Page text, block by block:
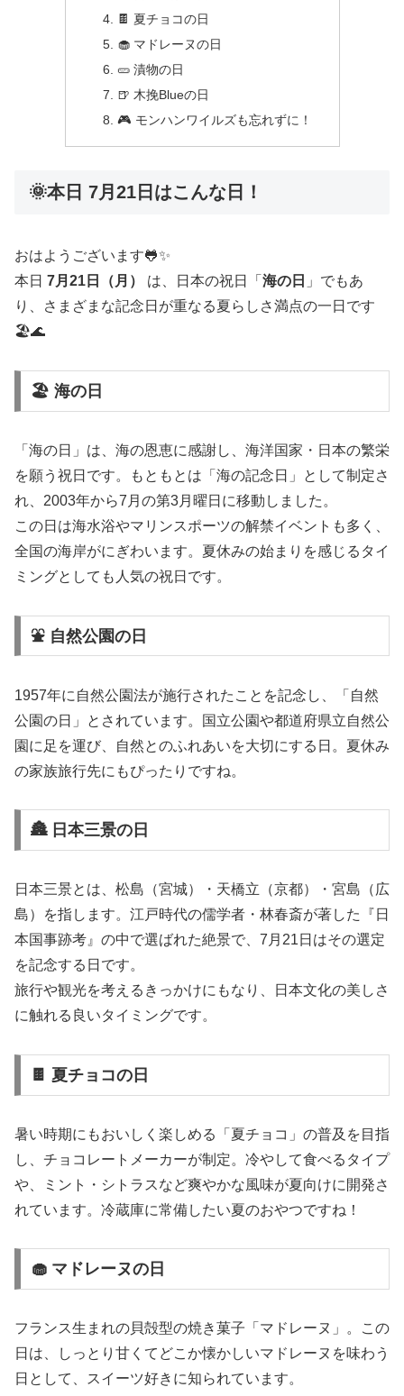
🍫 夏チョコの日
🧁 マドレーヌの日
🥒 漬物の日
🍺 木挽Blueの日
🎮 モンハンワイルズも忘れずに！
🌞本日 7月21日はこんな日！
おはようございます🐸✨
本日 7月21日（月） は、日本の祝日「 海の日 」でもあ
り、さまざまな記念日が重なる夏らしさ満点の一日です
🏖️🌊
🏖️ 海の日
「海の日」は、海の恩恵に感謝し、海洋国家・日本の繁栄
を願う祝日です。もともとは「海の記念日」として制定さ
れ、2003年から7月の第3月曜日に移動しました。
この日は海水浴やマリンスポーツの解禁イベントも多く、
全国の海岸がにぎわいます。夏休みの始まりを感じるタイ
ミングとしても人気の祝日です。
⛲ 自然公園の日
1957年に自然公園法が施行されたことを記念し、「自然
公園の日」とされています。国立公園や都道府県立自然公
園に足を運び、自然とのふれあいを大切にする日。夏休み
の家族旅行先にもぴったりですね。
🏯 日本三景の日
日本三景とは、松島（宮城）・天橋立（京都）・宮島（広
島）を指します。江戸時代の儒学者・林春斎が著した『日
本国事跡考』の中で選ばれた絶景で、7月21日はその選定
を記念する日です。
旅行や観光を考えるきっかけにもなり、日本文化の美しさ
に触れる良いタイミングです。
🍫 夏チョコの日
暑い時期にもおいしく楽しめる「夏チョコ」の普及を目指
し、チョコレートメーカーが制定。冷やして食べるタイプ
や、ミント・シトラスなど爽やかな風味が夏向けに開発さ
れています。冷蔵庫に常備したい夏のおやつですね！
🧁 マドレーヌの日
フランス生まれの貝殻型の焼き菓子「マドレーヌ」。この
日は、しっとり甘くてどこか懐かしいマドレーヌを味わう
日として、スイーツ好きに知られています。